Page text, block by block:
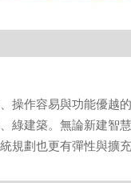
操作容易與功能優越
綠建築。無論新建智
規劃也更有彈性與擴